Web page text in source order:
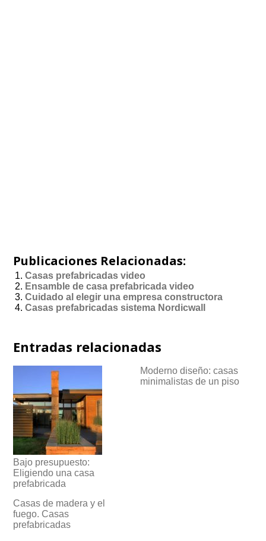
Publicaciones Relacionadas:
Casas prefabricadas video
Ensamble de casa prefabricada video
Cuidado al elegir una empresa constructora
Casas prefabricadas sistema Nordicwall
Entradas relacionadas
Bajo presupuesto:
Eligiendo una casa
prefabricada
Moderno diseño: casas
minimalistas de un piso
Casas de madera y el
fuego. Casas
prefabricadas